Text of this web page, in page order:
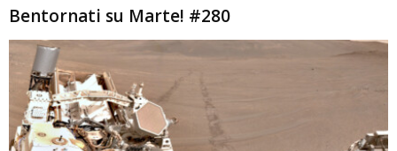
Bentornati su Marte! #280